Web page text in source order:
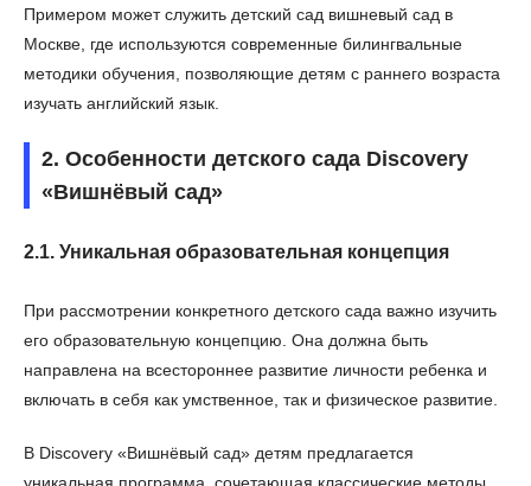
Примером может служить детский сад вишневый сад в
Москве, где используются современные билингвальные
методики обучения, позволяющие детям с раннего возраста
изучать английский язык.
2. Особенности детского сада Discovery
«Вишнёвый сад»
2.1. Уникальная образовательная концепция
При рассмотрении конкретного детского сада важно изучить
его образовательную концепцию. Она должна быть
направлена на всестороннее развитие личности ребенка и
включать в себя как умственное, так и физическое развитие.
В Discovery «Вишнёвый сад» детям предлагается
уникальная программа, сочетающая классические методы